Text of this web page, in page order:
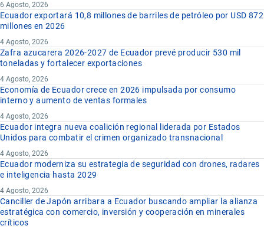
6 Agosto, 2026
Ecuador exportará 10,8 millones de barriles de petróleo por USD 872
millones en 2026
4 Agosto, 2026
Zafra azucarera 2026-2027 de Ecuador prevé producir 530 mil
toneladas y fortalecer exportaciones
4 Agosto, 2026
Economía de Ecuador crece en 2026 impulsada por consumo
interno y aumento de ventas formales
4 Agosto, 2026
Ecuador integra nueva coalición regional liderada por Estados
Unidos para combatir el crimen organizado transnacional
4 Agosto, 2026
Ecuador moderniza su estrategia de seguridad con drones, radares
e inteligencia hasta 2029
4 Agosto, 2026
Canciller de Japón arribara a Ecuador buscando ampliar la alianza
estratégica con comercio, inversión y cooperación en minerales
críticos